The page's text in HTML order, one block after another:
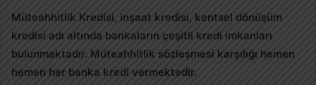
Müteahhitlik Kredisi, inşaat kredisi, kentsel dönüşüm
kredisi adı altında bankaların çeşitli kredi imkanları
bulunmaktadır. Müteahhitlik sözleşmesi karşılığı hemen
hemen her banka kredi vermektedir.